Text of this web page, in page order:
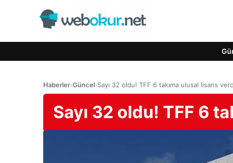
Haberler›Güncel›Sayı 32 oldu! TFF 6 takıma ulusal lisans
Sayı 32 oldu! TFF 6